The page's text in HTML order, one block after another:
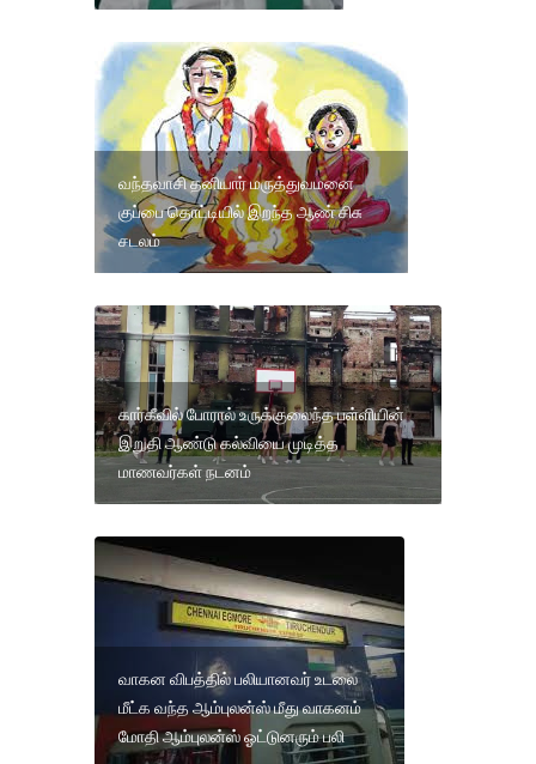
வந்தவாசி தனியார் மருத்துவமனை
குப்பை தொட்டியில் இறந்த ஆண் சிசு
சடலம்
கார்கீவில் போரால் உருக்குலைந்த பள்ளியின்
இறுதி ஆண்டு கல்வியை முடித்த
மாணவர்கள் நடனம்
வாகன விபத்தில் பலியானவர் உடலை
மீட்க வந்த ஆம்புலன்ஸ் மீது வாகனம்
மோதி ஆம்புலன்ஸ் ஓட்டுனரும் பலி